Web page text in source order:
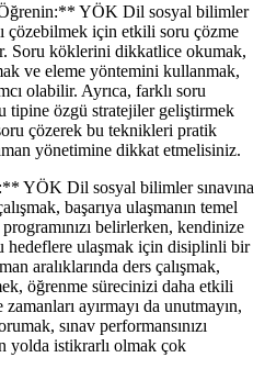
YÖK Dil sosyal bilimler
çözebilmek için etkili soru çözme
Soru köklerini dikkatlice okumak,
ve eleme yöntemini kullanmak,
olabilir. Ayrıca, farklı soru
tipine özgü stratejiler geliştirmek
soru çözerek bu teknikleri pratik
yönetimine dikkat etmelisiniz.
YÖK Dil sosyal bilimler sınavına
başarıya ulaşmanın temel
belirlerken, kendinize
hedeflere ulaşmak için disiplinli bir
aralıklarında ders çalışmak,
öğrenme sürecinizi daha etkili
ayırmayı da unutmayın,
sınav performansınızı
yolda istikrarlı olmak çok